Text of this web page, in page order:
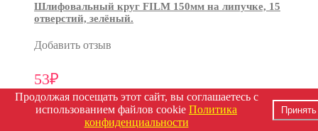
Шлифовальный круг FILM 150мм на липучке, 15
отверстий, зелёный.
Добавить отзыв
53₽
Продолжая посещать этот сайт, вы соглашаетесь с
использованием файлов cookie Политика
конфиденциальности
Принять